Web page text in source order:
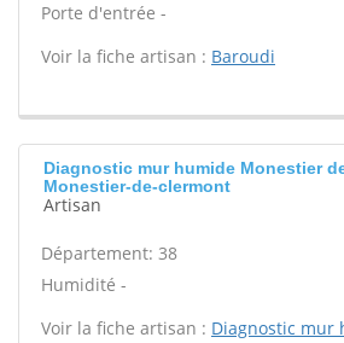
Porte d'entrée -
Voir la fiche artisan : Baroudi
Diagnostic mur humide Monestier
Monestier-de-clermont
Artisan
Département: 38
Humidité -
Voir la fiche artisan : Diagnostic mur